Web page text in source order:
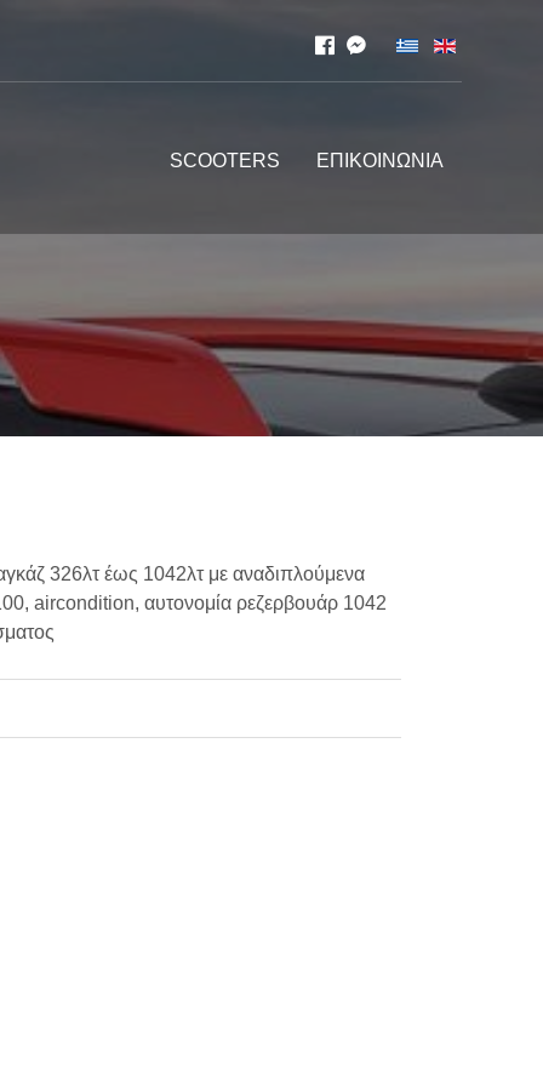
SCOOTERS ΕΠΙΚΟΙΝΩΝΙΑ
326λτ έως 1042λτ με αναδιπλούμενα
aircondition, αυτονομία ρεζερβουάρ 1042